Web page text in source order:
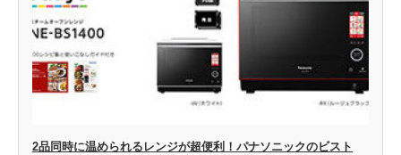
2品同時に温められるレンジが超便利！パナソニックのビスト